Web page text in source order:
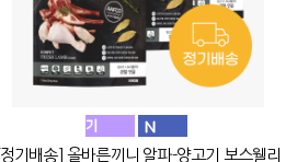
[정기배송] 올바른끼니 알파-양고기 보스웰리